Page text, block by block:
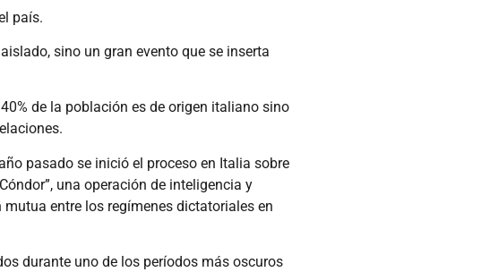
país.
sino un gran evento que se inserta
de la población es de origen italiano sino
pasado se inició el proceso en Italia sobre
una operación de inteligencia y
entre los regímenes dictatoriales en
durante uno de los períodos más oscuros